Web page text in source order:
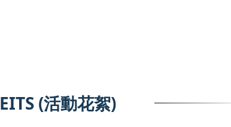
EITS (活動花絮)